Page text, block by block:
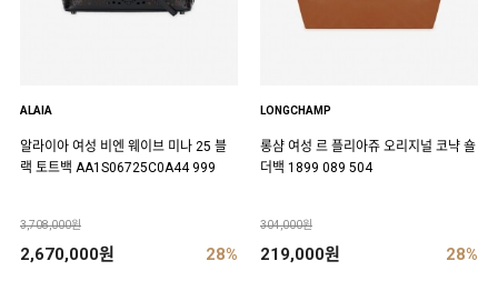
ALAIA
알라이아 여성 비엔 웨이브 미나 25 블
랙 토트백 AA1S06725C0A44 999
3,708,000원
2,670,000원 28%
LONGCHAMP
롱샴 여성 르 플리아쥬 오리지널 코냑 숄
더백 1899 089 504
304,000원
219,000원 28%